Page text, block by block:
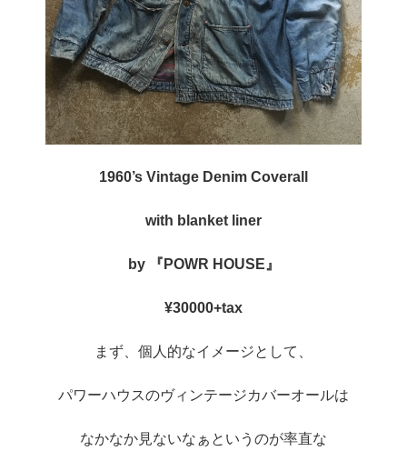
1960’s Vintage Denim Coverall
with blanket liner
by 『POWR HOUSE』
¥30000+tax
まず、個人的なイメージとして、
パワーハウスのヴィンテージカバーオールは
なかなか見ないなぁというのが率直な